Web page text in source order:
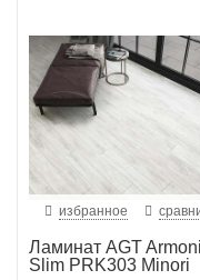
избранное
Ламинат AGT
Slim PRK303 Minori